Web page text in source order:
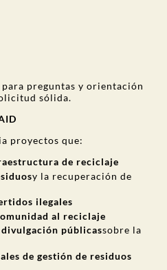
preguntas y orientación
sólida.
proyectos que:
de reciclaje
y la recuperación de
ilegales
al reciclaje
públicassobre la
de gestión de residuos